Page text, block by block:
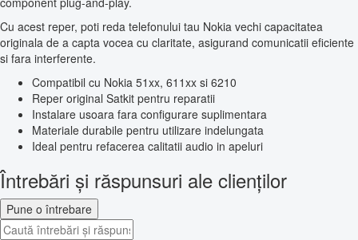
Cu acest reper, poti reda telefonului tau Nokia vechi capacitatea
originala de a capta vocea cu claritate, asigurand comunicatii eficiente
si fara interferente.
Compatibil cu Nokia 51xx, 611xx si 6210
Reper original Satkit pentru reparatii
Instalare usoara fara configurare suplimentara
Materiale durabile pentru utilizare indelungata
Ideal pentru refacerea calitatii audio in apeluri
Întrebări și răspunsuri ale clienților
Pune o întrebare